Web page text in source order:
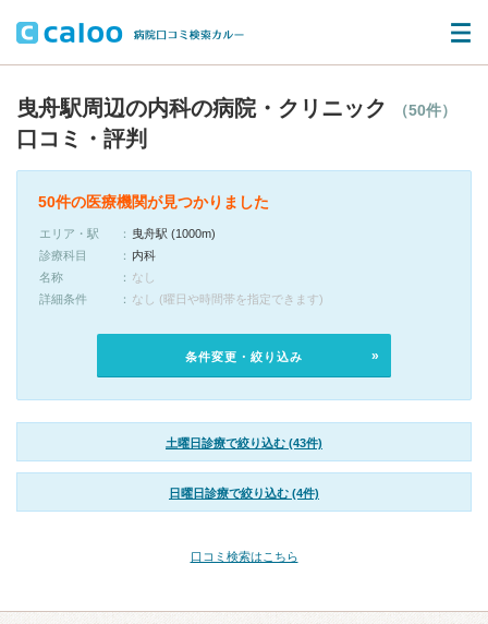
曳舟駅周辺の内科の病院・クリニック （50件）
口コミ・評判
50件の医療機関が見つかりました
エリア・駅
曳舟駅 (1000m)
診療科目
内科
名称
なし
詳細条件
なし (曜日や時間帯を指定できます)
条件変更・絞り込み
土曜日診療で絞り込む (43件)
日曜日診療で絞り込む (4件)
口コミ検索はこちら